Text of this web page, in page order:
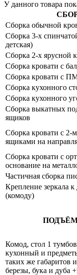
У данного товара
Сборка обычной
Сборка 3-х
детская)
Сборка 2-х ярусной
Сборка кровати с
Сборка кровати с
Сборка кухонного
Сборка кухонного
Сборка выкатных
ящиков
Сборка кровати с 2-
ящиками на
Сборка кровати с
основание на
Частичная сборка
Крепление зеркала
(комоду)
Комод, стол 1
кухонный и
таких же габаритов
березы, бука и дуба